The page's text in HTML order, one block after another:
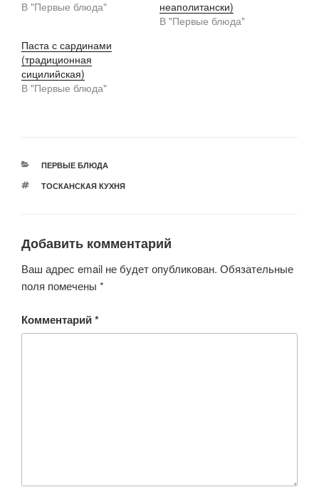
В "Первые блюда"
неаполитански)
В "Первые блюда"
Паста с сардинами
(традиционная
сицилийская)
В "Первые блюда"
РУБРИКИ
ПЕРВЫЕ БЛЮДА
МЕТКИ
ТОСКАНСКАЯ КУХНЯ
Добавить комментарий
Ваш адрес email не будет опубликован. Обязательные
поля помечены *
Комментарий*